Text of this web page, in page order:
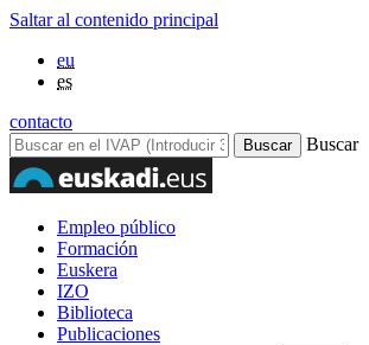
Saltar al contenido principal
eu
es
contacto
Buscar
Empleo público
Formación
Euskera
IZO
Biblioteca
Publicaciones